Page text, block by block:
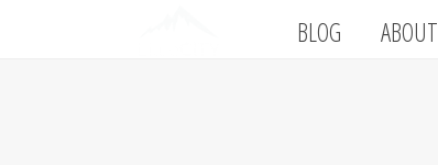
BLOG ABOUT